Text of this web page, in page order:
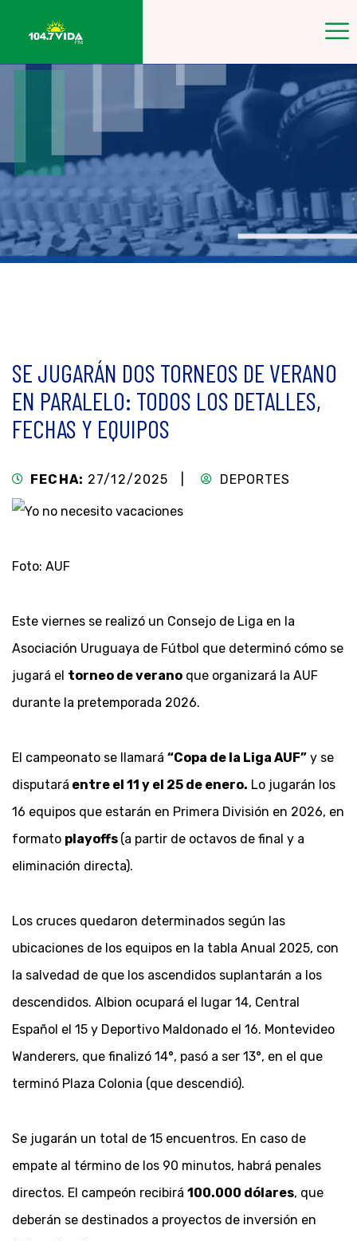
SE JUGARÁN DOS TORNEOS DE VERANO
EN PARALELO: TODOS LOS DETALLES,
FECHAS Y EQUIPOS
FECHA: 27/12/2025 | DEPORTES
Foto: AUF
Este viernes se realizó un Consejo de Liga en la
Asociación Uruguaya de Fútbol que determinó cómo se
jugará el torneo de verano que organizará la AUF
durante la pretemporada 2026.
El campeonato se llamará “Copa de la Liga AUF” y se
disputará entre el 11 y el 25 de enero. Lo jugarán los
16 equipos que estarán en Primera División en 2026, en
formato playoffs (a partir de octavos de final y a
eliminación directa).
Los cruces quedaron determinados según las
ubicaciones de los equipos en la tabla Anual 2025, con
la salvedad de que los ascendidos suplantarán a los
descendidos. Albion ocupará el lugar 14, Central
Español el 15 y Deportivo Maldonado el 16. Montevideo
Wanderers, que finalizó 14°, pasó a ser 13°, en el que
terminó Plaza Colonia (que descendió).
Se jugarán un total de 15 encuentros. En caso de
empate al término de los 90 minutos, habrá penales
directos. El campeón recibirá 100.000 dólares, que
deberán se destinados a proyectos de inversión en